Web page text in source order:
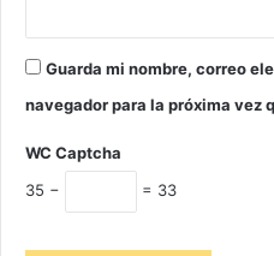
Guarda mi nombre, correo
navegador para la próxima vez
WC Captcha
35 −
= 33